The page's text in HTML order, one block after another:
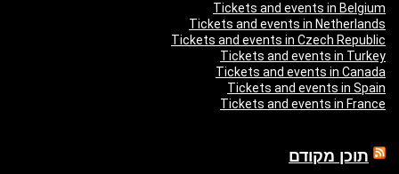
Tickets and events in Belgium
Tickets and events in Netherlands
Tickets and events in Czech Republic
Tickets and events in Turkey
Tickets and events in Canada
Tickets and events in Spain
Tickets and events in France
תוכן מקודם